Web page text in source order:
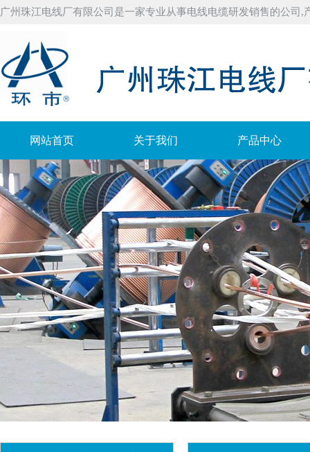
广州珠江电线厂有限公司是一家专业从事电线电缆研发销售的公司
网站首页 关于我们 产品中心